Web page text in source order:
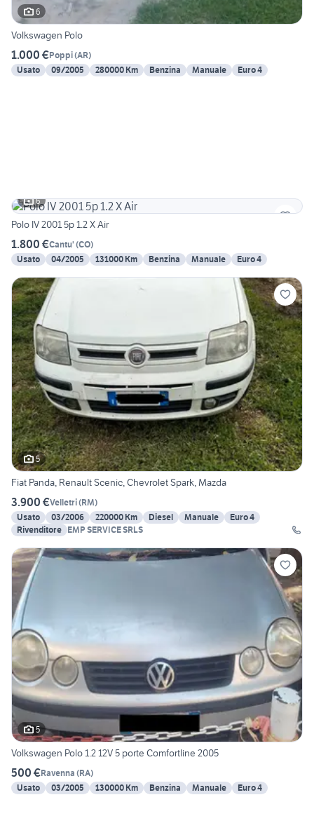
6
Volkswagen Polo
1.000 €Poppi(AR)
Usato
09/2005 280000 Km Benzina Manuale Euro 4
6
Polo IV 2001 5p 1.2 X Air
1.800 €Cantu' (CO)
Usato
04/2005 131000 Km Benzina Manuale Euro 4
5
Fiat Panda, Renault Scenic, Chevrolet Spark, Mazda
3.900 €Velletri(RM)
Usato
03/2006 220000 Km Diesel Manuale
Euro 4
Rivenditore EMP SERVICE SRLS
5
Volkswagen Polo 1.2 12V 5 porte Comfortline 2005
500 €Ravenna (RA)
Usato
03/2005 130000 Km Benzina Manuale Euro 4